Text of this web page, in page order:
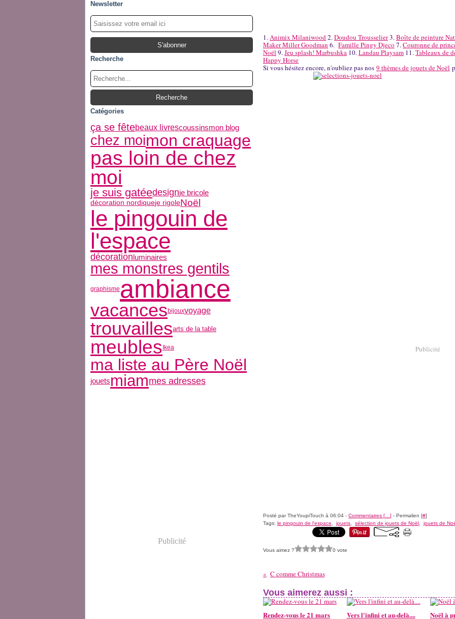
Newsletter
Recherche
Catégories
ça se fêtebeaux livrescoussinsmon blog
chez moimon craquage
pas loin de chez
moi
je suis gatéedesignje bricole
décoration nordiqueje rigoleNoël
le pingouin de
l'espace
décorationluminaires
mes monstres gentils
graphisme ambiance
vacancesbijouxvoyage
trouvaillesarts de la table
meublesIkea
ma liste au Père Noël
jouetsmiammes adresses
Publicité
1.Animix Milaniwood2.Doudou Trousselier3.Boîte de peinture
Maker Miller Goodman 6. Famille Pingy Djeco 7.Couronne de
Noël 9.Jeu splash! Marbushka 10.Landau Playsam 11.Tableaux de
Happy Horse
Si vous hésitez encore, n'oubliez pas nos 9 thèmes de jouets de Noël
Publicité
Posté par TheYoupiTouch à 06:04 - Commentaires [ ] - Permalien [#]
Tags: le pingouin de l'espace jouets sélection de jouets de Noël jouets de
Vous aimez ? 0 vote
C comme Christmas
Vous aimerez aussi :
Rendez-vous le 21 mars Vers l'infini et au-delà.... Noël à